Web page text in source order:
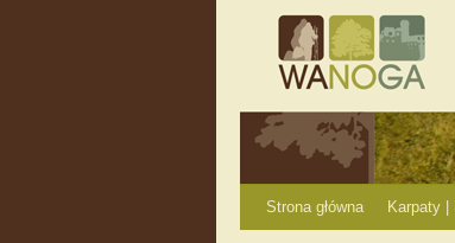
Strona główna Karpaty |